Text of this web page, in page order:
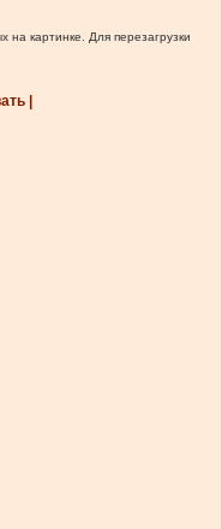
на картинке. Для перезагрузки
|